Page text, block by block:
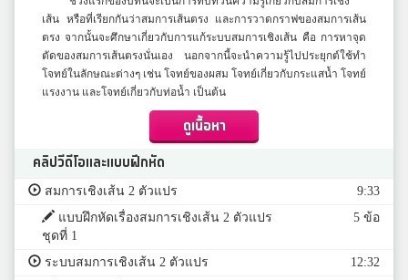
เส้น หรือที่เรียกกันว่าสมการเส้นตรง และการวาดกราฟของสมการเส้น
ตรง จากนั้นจะศึกษาเกี่ยวกับการแก้ระบบสมการเชิงเส้น คือ การหาจุด
ตัดของสมการเส้นตรงนั่นเอง นอกจากนี้จะนำความรู้ไปประยุกต์ใช้ทำ
โจทย์ในลักษณะต่างๆ เช่น โจทย์ของผสม โจทย์เกี่ยวกับกระแสน้ำ โจทย์
แรงงาน และโจทย์เกี่ยวกับท่อน้ำ เป็นต้น
ดูเนื้อหา
คลิปวีดีโอและแบบฝึกหัด
สมการเชิงเส้น 2 ตัวแปร
9:33
แบบฝึกหัดเรื่องสมการเชิงเส้น 2 ตัวแปร
ชุดที่ 1
5 ข้อ
ระบบสมการเชิงเส้น 2 ตัวแปร
12:32